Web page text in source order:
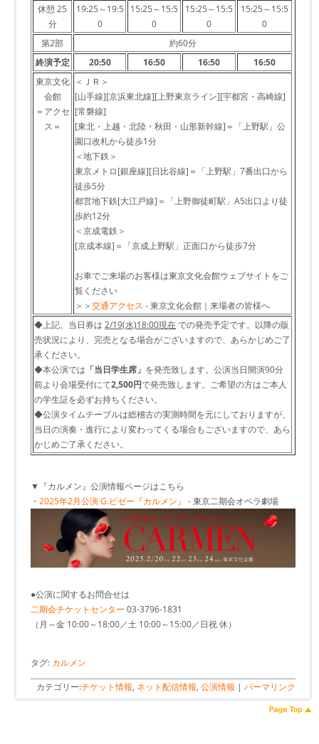
休憩 25
分
19:25～19:5
0
15:25～15:5
0
15:25～15:5
0
15:25～15:5
0
第2部
約60分
終演予定
20:50 16:50 16:50
16:50
東京文化
会館
＝アクセ
ス＝
＜ＪＲ＞
[山手線][京浜東北線][上野東京ライン][宇都宮・高崎線]
[常磐線]
[東北・上越・北陸・秋田・山形新幹線]＝「上野駅」公
園口改札から徒歩1分
＜地下鉄＞
東京メトロ[銀座線][日比谷線]＝「上野駅」7番出口から
徒歩5分
都営地下鉄[大江戸線]＝「上野御徒町駅」A5出口より徒
歩約12分
＜京成電鉄＞
[京成本線]＝「京成上野駅」正面口から徒歩7分
お車でご来場のお客様は東京文化会館ウェブサイトをご
覧ください
＞＞交通アクセス - 東京文化会館｜来場者の皆様へ
◆上記、当日券は 2/19(水)18:00現在での発売予定です。以降の販
売状況により、完売となる場合がございますので、あらかじめご了
承ください。
◆本公演では 「当日学生席」 を発売致します。公演当日開演90分
前より会場受付にて2,500円で発売致します。ご希望の方はご本人
の学生証を必ずお持ちください。
◆公演タイムテーブルは総稽古の実測時間を元にしておりますが、
当日の演奏・進行により変わってくる場合もございますので、あら
かじめご了承ください。
▼『カルメン』公演情報ページはこちら
・ 2025年2月公演 G.ビゼー『カルメン』 - 東京二期会オペラ劇場
●公演に関するお問合せは
二期会チケットセンター 03-3796-1831
（月～金 10:00～18:00／土 10:00～15:00／日祝 休）
タグ: カルメン
カテゴリー:チケット情報, ネット配信情報, 公演情報 | パーマリンク